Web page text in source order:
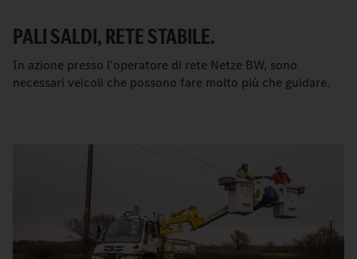
PALI SALDI, RETE STABILE.
In azione presso l'operatore di rete Netze BW, sono
necessari veicoli che possono fare molto più che guidare.